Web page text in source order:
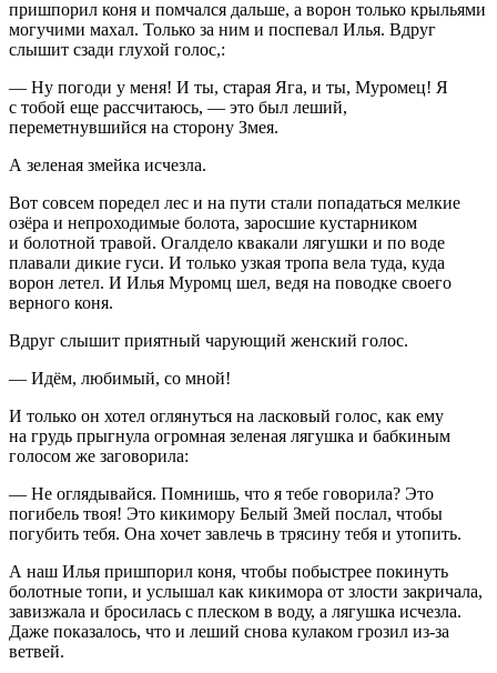
пришпорил коня и помчался дальше, а ворон только крыльями
могучими махал. Только за ним и поспевал Илья. Вдруг
слышит сзади глухой голос,:
— Ну погоди у меня! И ты, старая Яга, и ты, Муромец! Я
с тобой еще рассчитаюсь, — это был леший,
переметнувшийся на сторону Змея.
А зеленая змейка исчезла.
Вот совсем поредел лес и на пути стали попадаться мелкие
озёра и непроходимые болота, заросшие кустарником
и болотной травой. Огалдело квакали лягушки и по воде
плавали дикие гуси. И только узкая тропа вела туда, куда
ворон летел. И Илья Муромц шел, ведя на поводке своего
верного коня.
Вдруг слышит приятный чарующий женский голос.
— Идём, любимый, со мной!
И только он хотел оглянуться на ласковый голос, как ему
на грудь прыгнула огромная зеленая лягушка и бабкиным
голосом же заговорила:
— Не оглядывайся. Помнишь, что я тебе говорила? Это
погибель твоя! Это кикимору Белый Змей послал, чтобы
погубить тебя. Она хочет завлечь в трясину тебя и утопить.
А наш Илья пришпорил коня, чтобы побыстрее покинуть
болотные топи, и услышал как кикимора от злости закричала,
завизжала и бросилась с плеском в воду, а лягушка исчезла.
Даже показалось, что и леший снова кулаком грозил из-за
ветвей.